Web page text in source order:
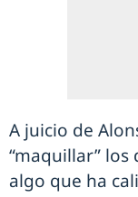
A juicio de
“maquillar”
algo que ha